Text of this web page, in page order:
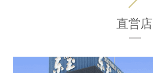
直営店